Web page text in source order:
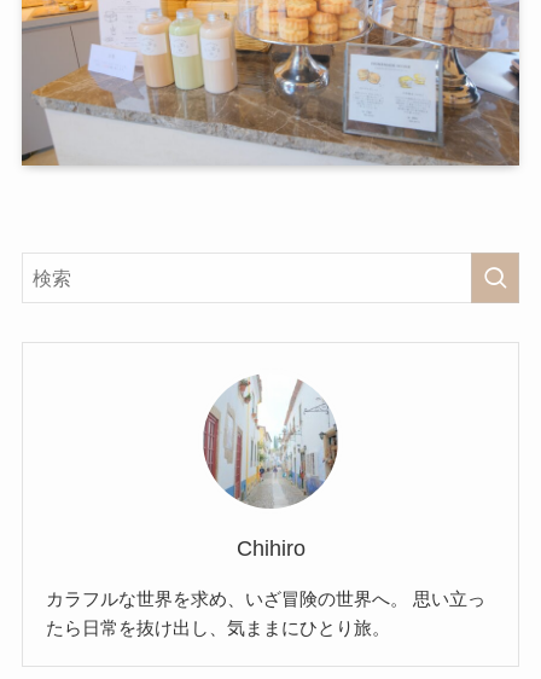
Chihiro
カラフルな世界を求め、いざ冒険の世界へ。 思い立っ
たら日常を抜け出し、気ままにひとり旅。